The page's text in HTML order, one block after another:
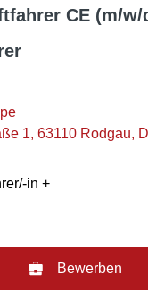
CE (m/w/
1, 63110 Rodgau,
in +
Bewerben